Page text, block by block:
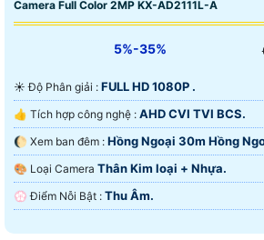
Camera Full Color 2MP KX-AD2111L-A
5%-35%
☀️ Độ Phân giải : FULL HD 1080P .
👍 Tích hợp công nghệ : AHD CVI TVI BCS.
🌔 Xem ban đêm : Hồng Ngoại 30m Hồng
🎨 Loại Camera Thân Kim loại + Nhựa.
️💮 Điểm Nỗi Bật : Thu Âm.